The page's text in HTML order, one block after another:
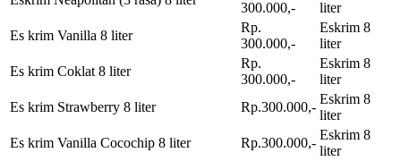
300.000,-
liter
Es krim Vanilla 8 liter
Rp.
300.000,-
Eskrim 8
liter
Es krim Coklat 8 liter
Rp.
300.000,-
Eskrim 8
liter
Es krim Strawberry 8 liter
Rp.300.000,-
Eskrim 8
liter
Es krim Vanilla Cocochip 8 liter
Rp.300.000,-
Eskrim 8
liter